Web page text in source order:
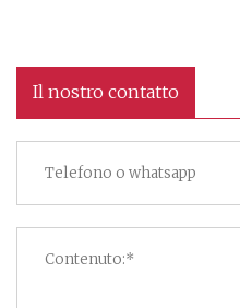
Il nostro contatto